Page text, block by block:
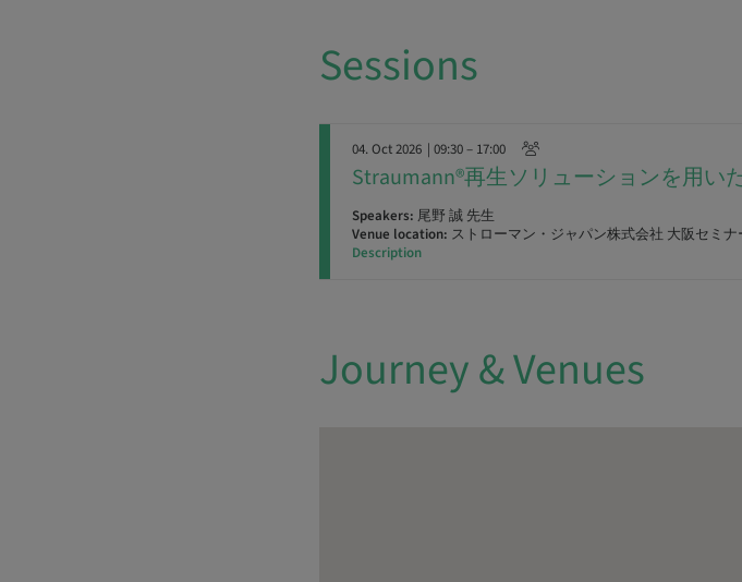
Sessions
04. Oct 2026 | 09:30 – 17:00
Straumann®再生ソリューションを用い
Speakers: 尾野 誠 先生
Venue location: ストローマン・ジャパン株式会社 大阪セミ
Description
Journey & Venues